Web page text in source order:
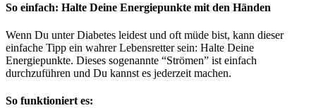
So einfach: Halte Deine Energiepunkte mit den Händen
Wenn Du unter Diabetes leidest und oft müde bist, kann dieser
einfache Tipp ein wahrer Lebensretter sein: Halte Deine
Energiepunkte. Dieses sogenannte “Strömen” ist einfach
durchzuführen und Du kannst es jederzeit machen.
So funktioniert es: